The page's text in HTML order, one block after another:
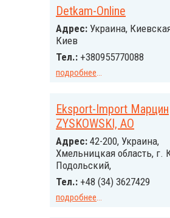
Detkam-Online
Адрес: Украина,
Киев
Тел.: +380955770088
подробнее...
Eksport-Import Марцин
ZYSKOWSKI, АО
Адрес: 42-200, Украина,
Хмельницкая область, г.
Подольский,
Тел.: +48 (34) 3627429
подробнее...